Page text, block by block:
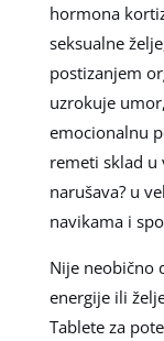
hormona
seksualne
postizanjem
uzrokuje
emocionalnu
remeti sklad u
narušava? u
navikama i
Nije neobično
energije ili
Tablete za